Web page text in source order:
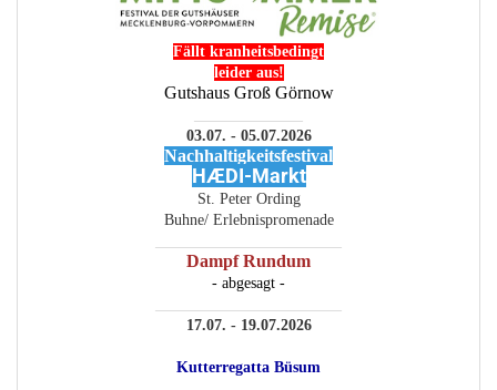
Fällt kranheitsbedingt
leider aus!
Gutshaus Groß Görnow
03.07. - 05.07.2026
Nachhaltigkeitsfestival
HÆDI-Markt
St. Peter Ording
Buhne/ Erlebnispromenade
Dampf Rundum
- abgesagt -
17.07. - 19.07.2026
Kutterregatta Büsum